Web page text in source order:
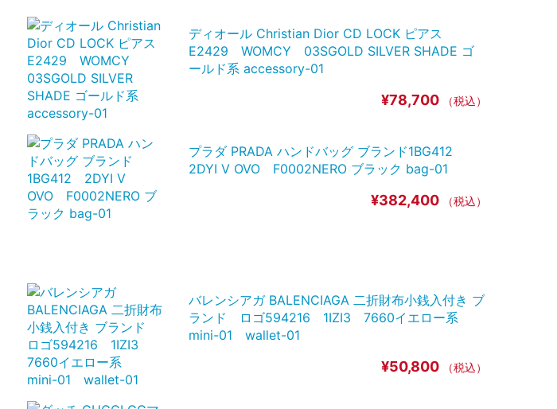
ディオール Christian Dior CD LOCK ピアス
E2429 WOMCY 03SGOLD SILVER SHADE ゴ
ールド系 accessory-01
¥78,700 （税込）
プラダ PRADA ハンドバッグ ブランド1BG412
2DYI V OVO F0002NERO ブラック bag-01
¥382,400 （税込）
バレンシアガ BALENCIAGA 二折財布小銭入付き ブ
ランド ロゴ594216 1IZI3 7660イエロー系
mini-01 wallet-01
¥50,800 （税込）